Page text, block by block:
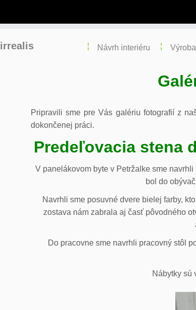
irrealis Návrh interiéru
Pripravili sme pre Vás galériu fotografií z
dokončenej práci.
Predeľovacia stena
V panelákovom byte v Petržalke sme
bol do
Navrhli sme posuvné dvere bielej farby,
zostava nám zabrala aj časť pôvodného
Do pracovne sme navrhli pracovný stôl
Nábytky sú